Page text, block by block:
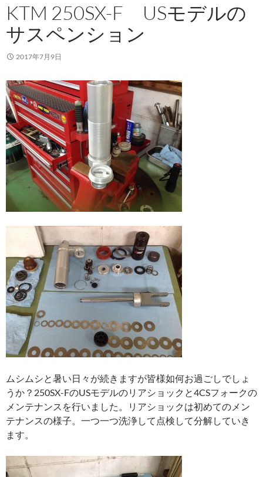
KTM 250SX-F USモデルの
サスペンション
2017年7月9日
ムシムシと暑い日々が続きますが皆様如何お過ごしでしょ
うか？250SX-FのUSモデルのリアショックと4CSフォークの
メンテナンスを行いました。リアショックは初めてのメン
テナンスの様子。一つ一つ洗浄して点検して分解していき
ます。